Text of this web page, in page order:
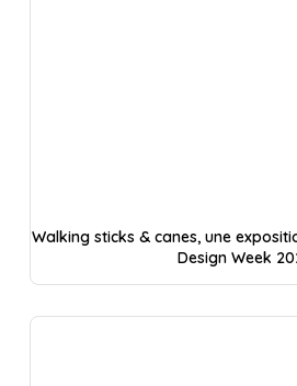
Walking sticks & canes, une
Design Week